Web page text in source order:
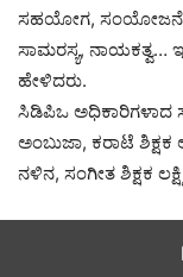
ಸಹಯೋಗ, ಸಂಯೋಜನೆ,
ಸಾಮರಸ್ಯ, ನಾಯಕತ್ವ…
ಹೇಳಿದರು.
ಸಿಡಿಪಿಒ ಅಧಿಕಾರಿಗಳಾದ
ಅಂಬುಜಾ, ಕರಾಟೆ ಶಿಕ್ಷಕ
ನಳಿನ, ಸಂಗೀತ ಶಿಕ್ಷಕ